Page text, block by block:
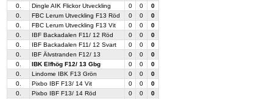
0.
Dingle AIK Flickor Utveckling 0 0
0
0.
FBC Lerum Utveckling F13 Röd 0 0
0
0.
FBC Lerum Utveckling F13 Vit 0 0
0
0.
IBF Backadalen F11/ 12 Röd 0 0
0
0.
IBF Backadalen F11/ 12 Svart 0 0
0
0.
IBF Älvstranden F12/ 13 0 0
0
0.
IBK Elfhög F12/ 13 Gbg 0 0
0
0.
Lindome IBK F13 Grön 0 0
0
0.
Pixbo IBF F13/ 14 Vit 0 0
0
0.
Pixbo IBF F13/ 14 Röd 0 0
0